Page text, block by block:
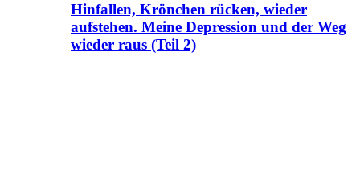
Hinfallen, Krönchen rücken, wieder
aufstehen. Meine Depression und der Weg
wieder raus (Teil 2)